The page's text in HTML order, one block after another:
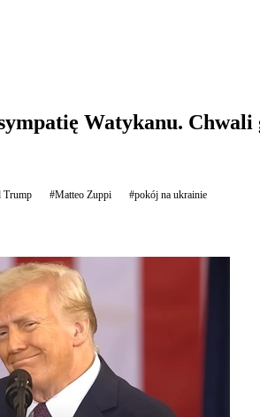
Watykanu.
Trump #Matteo Zuppi #pokój na ukrainie